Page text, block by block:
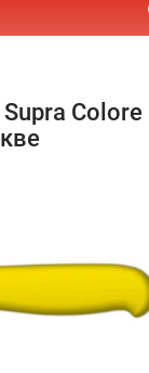
Colore